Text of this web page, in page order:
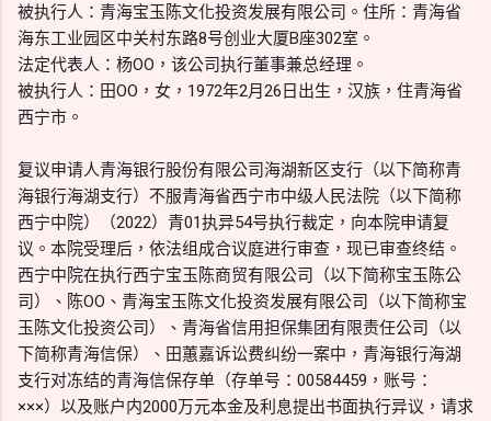
被执行人：青海宝玉陈文化投资发展有限公司。住所：青海省
海东工业园区中关村东路8号创业大厦B座302室。
法定代表人：杨OO，该公司执行董事兼总经理。
被执行人：田OO，女，1972年2月26日出生，汉族，住青海省
西宁市。
复议申请人青海银行股份有限公司海湖新区支行（以下简称青
海银行海湖支行）不服青海省西宁市中级人民法院（以下简称
西宁中院）（2022）青01执异54号执行裁定，向本院申请复
议。本院受理后，依法组成合议庭进行审查，现已审查终结。
西宁中院在执行西宁宝玉陈商贸有限公司（以下简称宝玉陈公
司）、陈OO、青海宝玉陈文化投资发展有限公司（以下简称宝
玉陈文化投资公司）、青海省信用担保集团有限责任公司（以
下简称青海信保）、田蕙嘉诉讼费纠纷一案中，青海银行海湖
支行对冻结的青海信保存单（存单号：00584459，账号：
×××）以及账户内2000万元本金及利息提出书面执行异议，请求